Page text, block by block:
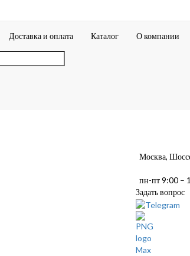
Доставка и оплата Каталог О компании
Москва,
пн-пт 9:00 –
Задать вопрос